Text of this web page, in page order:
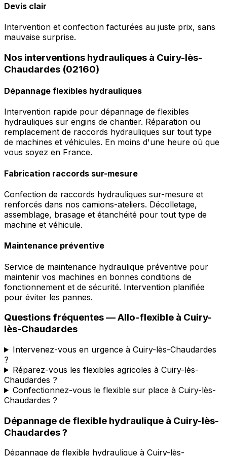
Devis clair
Intervention et confection facturées au juste prix, sans
mauvaise surprise.
Nos interventions hydrauliques à Cuiry-lès-
Chaudardes (02160)
Dépannage flexibles hydrauliques
Intervention rapide pour dépannage de flexibles
hydrauliques sur engins de chantier. Réparation ou
remplacement de raccords hydrauliques sur tout type
de machines et véhicules. En moins d'une heure où que
vous soyez en France.
Fabrication raccords sur-mesure
Confection de raccords hydrauliques sur-mesure et
renforcés dans nos camions-ateliers. Décolletage,
assemblage, brasage et étanchéité pour tout type de
machine et véhicule.
Maintenance préventive
Service de maintenance hydraulique préventive pour
maintenir vos machines en bonnes conditions de
fonctionnement et de sécurité. Intervention planifiée
pour éviter les pannes.
Questions fréquentes —Allo-flexible à Cuiry-
lès-Chaudardes
Intervenez-vous en urgence à Cuiry-lès-Chaudardes
?
Réparez-vous les flexibles agricoles à Cuiry-lès-
Chaudardes ?
Confectionnez-vous le flexible sur place à Cuiry-lès-
Chaudardes ?
Dépannage de flexible hydraulique à Cuiry-lès-
Chaudardes?
Dépannage de flexible hydraulique à Cuiry-lès-